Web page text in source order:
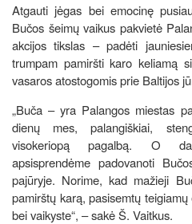
Atgauti jėgas bei emocinę
Bučos šeimų vaikus pakvietė
akcijos tikslas – padėti
trumpam pamiršti karo keliamą
vasaros atostogomis prie Baltijos
„Buča – yra Palangos miestas
dienų mes, palangiškiai,
visokeriopą pagalbą. O
apsisprendėme padovanoti
pajūryje. Norime, kad mažieji
pamirštų karą, pasisemtų
bei vaikyste“, – sakė Š. Vaitkus.